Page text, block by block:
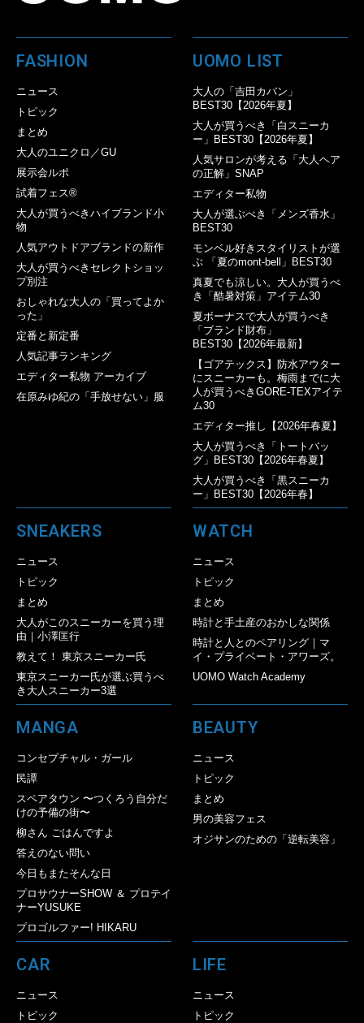
FASHION
ニュース
トピック
まとめ
大人のユニクロ／GU
展示会ルポ
試着フェス®︎
大人が買うべきハイブランド小
物
人気アウトドアブランドの新作
大人が買うべきセレクトショッ
プ別注
おしゃれな大人の「買ってよか
った」
定番と新定番
人気記事ランキング
エディター私物 アーカイブ
在原みゆ紀の「手放せない」服
UOMO LIST
大人の「吉田カバン」
BEST30【2026年夏】
大人が買うべき「白スニーカ
ー」BEST30【2026年夏】
人気サロンが考える「大人ヘア
の正解」SNAP
エディター私物
大人が選ぶべき「メンズ香水」
BEST30
モンベル好きスタイリストが選
ぶ 「夏のmont-bell」BEST30
真夏でも涼しい。大人が買うべ
き「酷暑対策」アイテム30
夏ボーナスで大人が買うべき
「ブランド財布」
BEST30【2026年最新】
【ゴアテックス】防水アウター
にスニーカーも。梅雨までに大
人が買うべきGORE-TEXアイテ
ム30
エディター推し【2026年春夏】
大人が買うべき「トートバッ
グ」BEST30【2026年春夏】
大人が買うべき「黒スニーカ
ー」BEST30【2026年春】
SNEAKERS
ニュース
トピック
まとめ
大人がこのスニーカーを買う理
由｜小澤匡行
教えて！ 東京スニーカー氏
東京スニーカー氏が選ぶ買うべ
き大人スニーカー3選
WATCH
ニュース
トピック
まとめ
時計と手土産のおかしな関係
時計と人とのペアリング｜マ
イ・プライベート・アワーズ。
UOMO Watch Academy
MANGA
コンセプチャル・ガール
民譚
スペアタウン 〜つくろう自分だ
けの予備の街〜
柳さん ごはんですよ
答えのない問い
今日もまたそんな日
プロサウナーSHOW ＆ プロテイ
ナーYUSUKE
プロゴルファー! HIKARU
BEAUTY
ニュース
トピック
まとめ
男の美容フェス
オジサンのための「逆転美容」
CAR
ニュース
トピック
LIFE
ニュース
トピック